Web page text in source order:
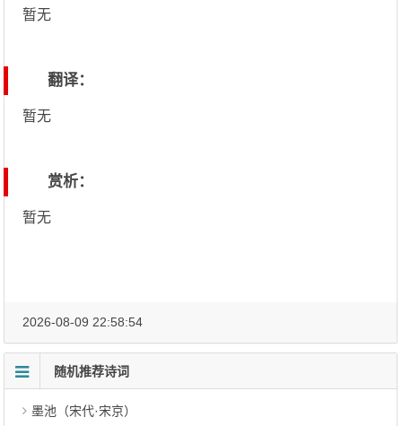
暂无
翻译：
暂无
赏析：
暂无
2026-08-09 22:58:54
随机推荐诗词
墨池（宋代·宋京）